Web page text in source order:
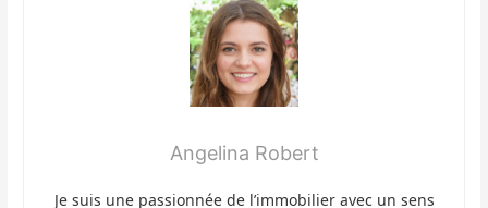
Angelina Robert
Je suis une passionnée de l’immobilier avec un sens